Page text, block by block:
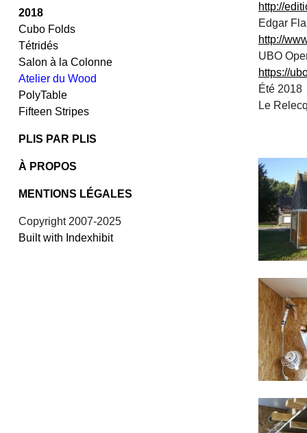
2018
Cubo Folds
Tétridés
Salon à la Colonne
Atelier du Wood
PolyTable
Fifteen Stripes
PLIS PAR PLIS
À PROPOS
MENTIONS LÉGALES
Copyright 2007-2025
Built with Indexhibit
http://
Edgar
http://
UBO
https://
Été 2018
Le